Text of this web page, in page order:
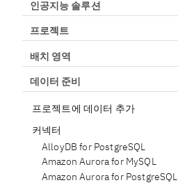
인공지능 솔루션
프로젝트
배치 영역
데이터 준비
프로젝트에 데이터 추가
커넥터
AlloyDB for PostgreSQL
Amazon Aurora for MySQL
Amazon Aurora for PostgreSQL